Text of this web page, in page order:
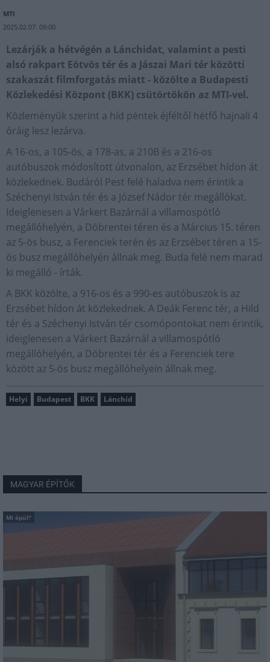
MTI
2025.02.07. 09:00
Lezárják a hétvégén a Lánchidat, valamint a pesti
alsó rakpart Eötvös tér és a Jászai Mari tér közötti
szakaszát filmforgatás miatt - közölte a Budapesti
Közlekedési Központ (BKK) csütörtökön az MTI-vel.
Közleményük szerint a híd péntek éjféltől hétfő hajnali 4
óráig lesz lezárva.
A 16-os, a 105-ös, a 178-as, a 210B és a 216-os
autóbuszok módosított útvonalon, az Erzsébet hídon át
közlekednek. Budáról Pest felé haladva nem érintik a
Széchenyi István tér és a József Nádor tér megállókat.
Ideiglenesen a Várkert Bazárnál a villamospótló
megállóhelyén, a Döbrentei téren és a Március 15. téren
az 5-ös busz, a Ferenciek terén és az Erzsébet téren a 15-
ös busz megállóhelyén állnak meg. Buda felé nem marad
ki megálló - írták.
A BKK közölte, a 916-os és a 990-es autóbuszok is az
Erzsébet hídon át közlekednek. A Deák Ferenc tér, a Hild
tér és a Széchenyi István tér csomópontokat nem érintik,
ideiglenesen a Várkert Bazárnál a villamospótló
megállóhelyén, a Döbrentei tér és a Ferenciek tere
között az 5-ös busz megállóhelyein állnak meg.
Helyi Budapest BKK Lánchíd
MAGYAR ÉPÍTŐK
Mi épül?